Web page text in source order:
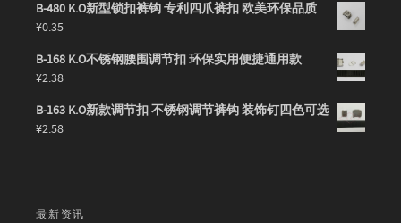
B-480 K.O新型锁扣裤钩 专利四爪裤扣 欧美环保品质
¥0.35
B-168 K.O不锈钢腰围调节扣 环保实用便捷通用款
¥2.38
B-163 K.O新款调节扣 不锈钢调节裤钩 装饰钉四色可选
¥2.58
最新资讯